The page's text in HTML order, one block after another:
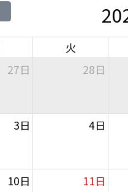
火
27日 28日
3日 4日
10日 11日